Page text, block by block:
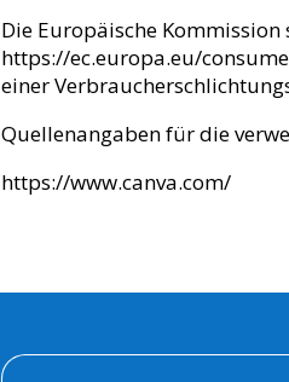
Die Europäische
https://ec.europa.eu/
einer
Quellenangaben für die
https://www.canva.com/